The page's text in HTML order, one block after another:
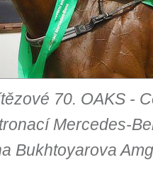
70. OAKS -
Mercedes-
Bukhtoyarova